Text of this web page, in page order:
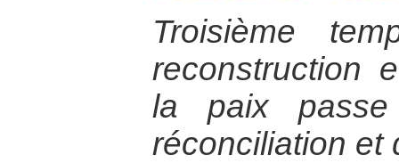
Troisième
reconstruction
la paix
réconciliation et